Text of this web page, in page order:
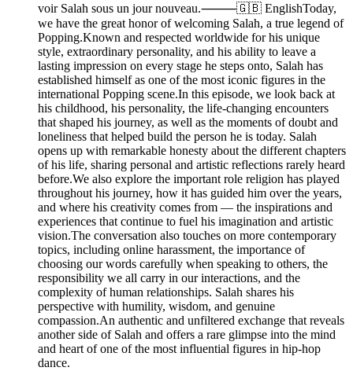
voir Salah sous un jour nouveau.⸻🇬🇧 EnglishToday,
we have the great honor of welcoming Salah, a true legend of
Popping.Known and respected worldwide for his unique
style, extraordinary personality, and his ability to leave a
lasting impression on every stage he steps onto, Salah has
established himself as one of the most iconic figures in the
international Popping scene.In this episode, we look back at
his childhood, his personality, the life-changing encounters
that shaped his journey, as well as the moments of doubt and
loneliness that helped build the person he is today. Salah
opens up with remarkable honesty about the different chapters
of his life, sharing personal and artistic reflections rarely heard
before.We also explore the important role religion has played
throughout his journey, how it has guided him over the years,
and where his creativity comes from — the inspirations and
experiences that continue to fuel his imagination and artistic
vision.The conversation also touches on more contemporary
topics, including online harassment, the importance of
choosing our words carefully when speaking to others, the
responsibility we all carry in our interactions, and the
complexity of human relationships. Salah shares his
perspective with humility, wisdom, and genuine
compassion.An authentic and unfiltered exchange that reveals
another side of Salah and offers a rare glimpse into the mind
and heart of one of the most influential figures in hip-hop
dance.